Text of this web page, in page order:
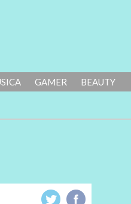
GAMER BEAUTY